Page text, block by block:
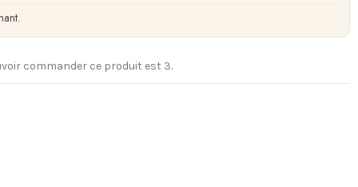
commander ce produit est 3.